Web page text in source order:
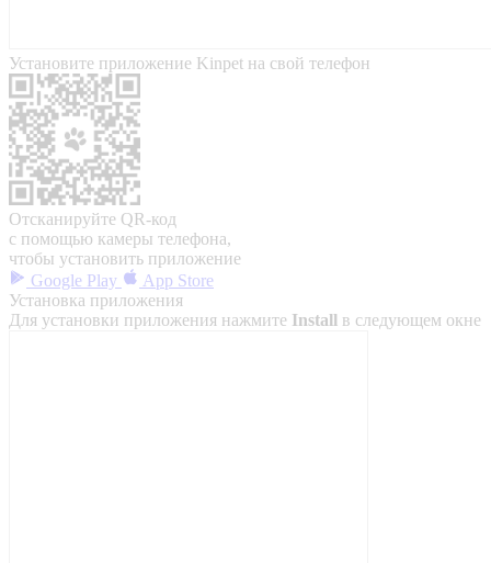
Установите приложение Kinpet на свой телефон
Отсканируйте QR-код
с помощью камеры телефона,
чтобы установить приложение
Google Play
App Store
Установка приложения
Для установки приложения нажмите Install в следующем окне